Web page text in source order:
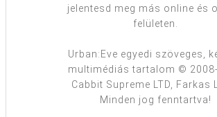
jelentesd meg más online és
felületen.
Urban:Eve egyedi szöveges,
multimédiás tartalom ©
Cabbit Supreme LTD, Farkas
Minden jog fenntartva!